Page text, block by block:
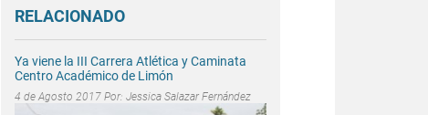
RELACIONADO
Ya viene la III Carrera Atlética y Caminata
Centro Académico de Limón
4 de Agosto 2017 Por: Jessica Salazar Fernández